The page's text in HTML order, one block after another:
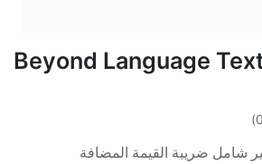
Beyond Language
شامل ضريبة القيمة المضافة